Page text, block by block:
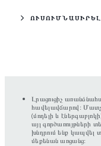
ՈՒՍՈՒՄՆԱՍԻՐԵԼ
Լրացուցիչ
հավելավճարով:
(մոդելի և
այլ գործառույթների
խնդրում ենք
մեքենան առցանց: